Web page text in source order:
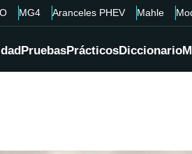
MG4 Aranceles PHEV Mahle
PruebasPrácticosDiccionario